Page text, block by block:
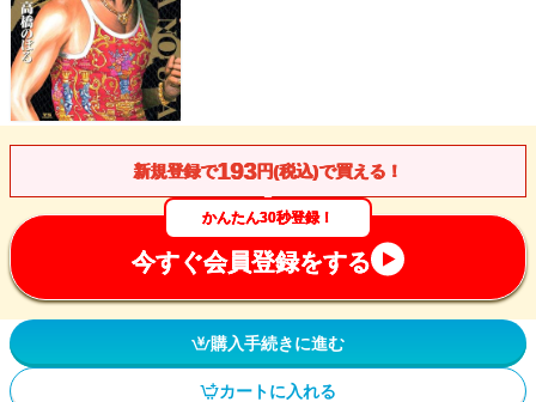
新規登録で193円(税込)で買える！
かんたん30秒登録！
今すぐ会員登録をする
購入手続きに進む
カートに入れる